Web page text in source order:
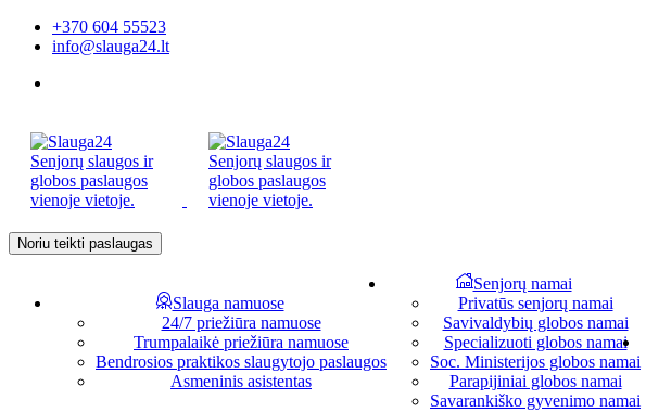
+370 604 55523
info@slauga24.lt
Noriu teikti paslaugas
Slauga namuose
24/7 priežiūra namuose
Trumpalaikė priežiūra namuose
Bendrosios praktikos slaugytojo paslaugos
Asmeninis asistentas
Senjorų namai
Privatūs senjorų namai
Savivaldybių globos namai
Specializuoti globos namai
Soc. Ministerijos globos namai
Parapijiniai globos namai
Savarankiško gyvenimo namai